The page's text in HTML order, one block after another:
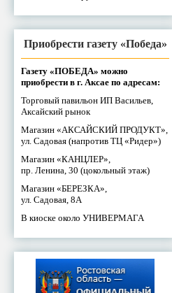
Приобрести газету «Победа»
Газету «ПОБЕДА» можно
приобрести в г. Аксае по адресам:
Торговый павильон ИП Васильев,
Аксайский рынок
Магазин «АКСАЙСКИЙ ПРОДУКТ»,
ул. Садовая (напротив ТЦ «Ридер»)
Магазин «КАНЦЛЕР»,
пр. Ленина, 30 (цокольный этаж)
Магазин «БЕРЕЗКА»,
ул. Садовая, 8А
В киоске около УНИВЕРМАГА